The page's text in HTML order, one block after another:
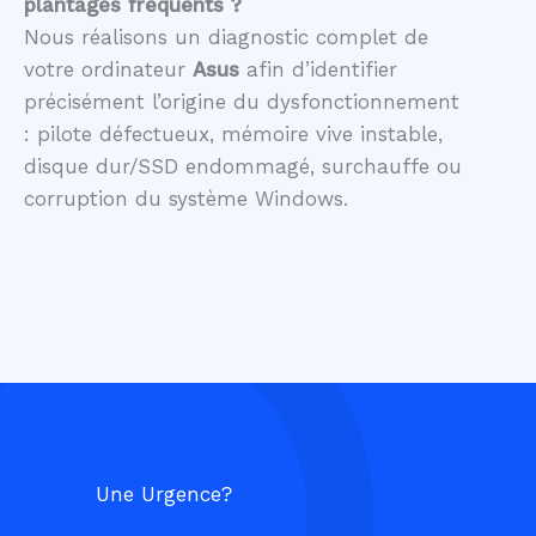
Nous réalisons un diagnostic complet de
votre ordinateur Asus afin d’identifier
précisément l’origine du dysfonctionnement
: pilote défectueux, mémoire vive instable,
disque dur/SSD endommagé, surchauffe ou
corruption du système Windows.
Une Urgence?